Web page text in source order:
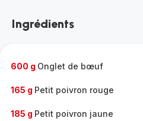
gamme
Ingrédients
600 g Onglet de bœuf
165 g Petit poivron rouge
185 g Petit poivron jaune